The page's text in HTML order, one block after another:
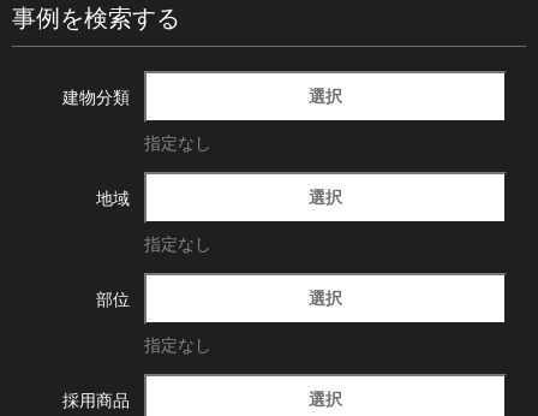
事例を検索する
建物分類 選択
指定なし
地域 選択
指定なし
部位 選択
指定なし
採用商品 選択